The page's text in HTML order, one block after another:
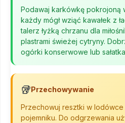
Podawaj karkówkę pokrojoną
każdy mógł wziąć kawałek z
talerz łyżką chrzanu dla
plastrami świeżej cytryny.
ogórki konserwowe lub
🥡 Przechowywanie
Przechowuj resztki w
pojemniku. Do odgrzewania